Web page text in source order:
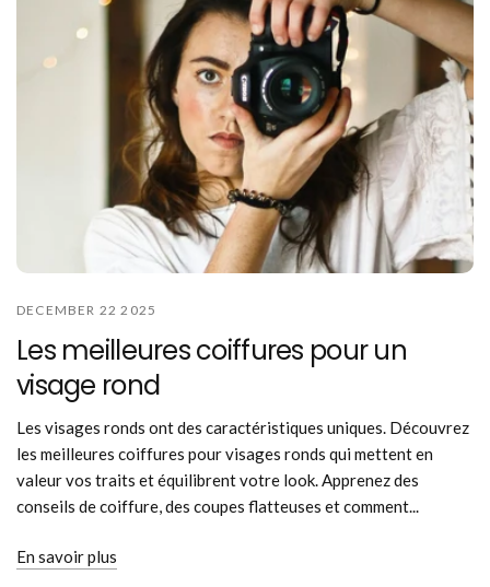
DECEMBER 22 2025
Les meilleures coiffures pour un
visage rond
Les visages ronds ont des caractéristiques uniques. Découvrez
les meilleures coiffures pour visages ronds qui mettent en
valeur vos traits et équilibrent votre look. Apprenez des
conseils de coiffure, des coupes flatteuses et comment...
En savoir plus